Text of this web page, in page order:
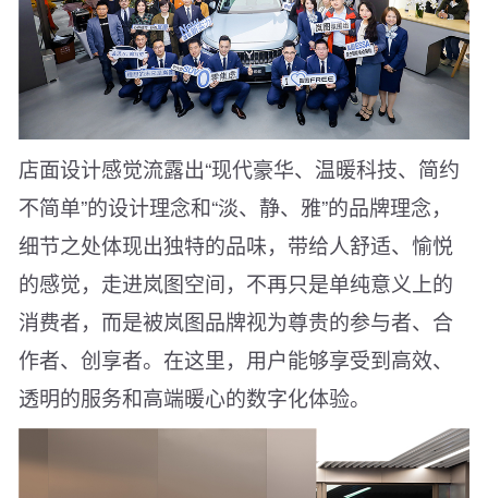
店面设计感觉流露出“现代豪华、温暖科技、简约
不简单”的设计理念和“淡、静、雅”的品牌理念，
细节之处体现出独特的品味，带给人舒适、愉悦
的感觉，走进岚图空间，不再只是单纯意义上的
消费者，而是被岚图品牌视为尊贵的参与者、合
作者、创享者。在这里，用户能够享受到高效、
透明的服务和高端暖心的数字化体验。